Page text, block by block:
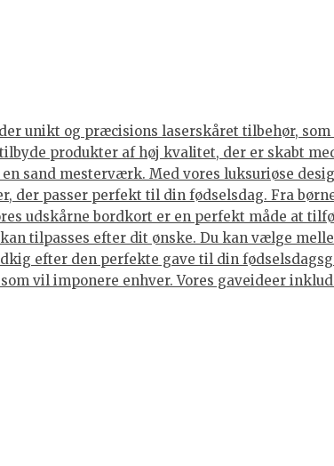
unikt og præcisions laserskåret tilbehør,
produkter af høj kvalitet, der er skabt
sand mesterværk. Med vores luksuriøse
der passer perfekt til din fødselsdag. Fra
udskårne bordkort er en perfekt måde at
tilpasses efter dit ønske. Du kan vælge
efter den perfekte gave til din
vil imponere enhver. Vores gaveideer